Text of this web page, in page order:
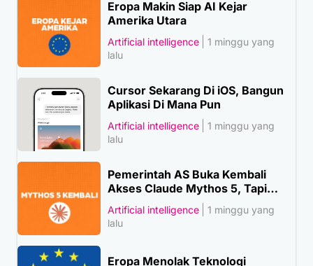
Eropa Makin Siap AI Kejar
Amerika Utara
Artificial intelligence
1 minggu yang
lalu
Cursor Sekarang Di iOS, Bangun
Aplikasi Di Mana Pun
Artificial intelligence
1 minggu yang
lalu
Pemerintah AS Buka Kembali
Akses Claude Mythos 5, Tapi…
Artificial intelligence
1 minggu yang
lalu
Eropa Menolak Teknologi